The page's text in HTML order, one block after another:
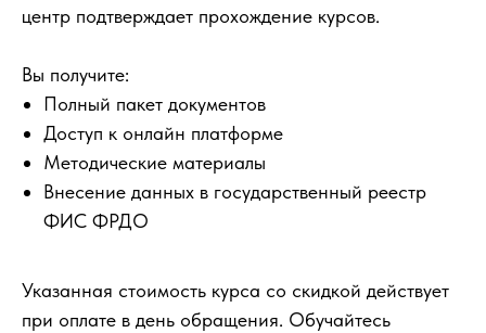
центр подтверждает прохождение курсов.
Вы получите:
Полный пакет документов
Доступ к онлайн платформе
Методические материалы
Внесение данных в государственный реестр
ФИС ФРДО
Указанная стоимость курса со скидкой действует
при оплате в день обращения. Обучайтесь